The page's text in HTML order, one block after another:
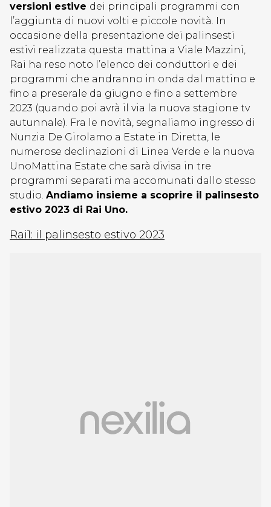
versioni estive dei principali programmi con
l’aggiunta di nuovi volti e piccole novità. In
occasione della presentazione dei palinsesti
estivi realizzata questa mattina a Viale Mazzini,
Rai ha reso noto l’elenco dei conduttori e dei
programmi che andranno in onda dal mattino e
fino a preserale da giugno e fino a settembre
2023 (quando poi avrà il via la nuova stagione tv
autunnale). Fra le novità, segnaliamo ingresso di
Nunzia De Girolamo a Estate in Diretta, le
numerose declinazioni di Linea Verde e la nuova
UnoMattina Estate che sarà divisa in tre
programmi separati ma accomunati dallo stesso
studio. Andiamo insieme a scoprire il palinsesto
estivo 2023 di Rai Uno.
Rai1: il palinsesto estivo 2023